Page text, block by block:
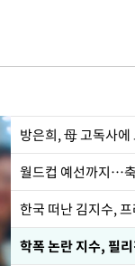
방은희, 母 고독사
월드컵 예선까지…
한국 떠난 김지수,
학폭 논란 지수, 필